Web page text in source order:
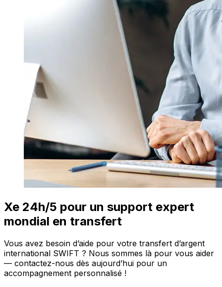
Xe 24h/5 pour un support expert
mondial en transfert
Vous avez besoin d’aide pour votre transfert d’argent
international SWIFT ? Nous sommes là pour vous aider
— contactez-nous dès aujourd’hui pour un
accompagnement personnalisé !